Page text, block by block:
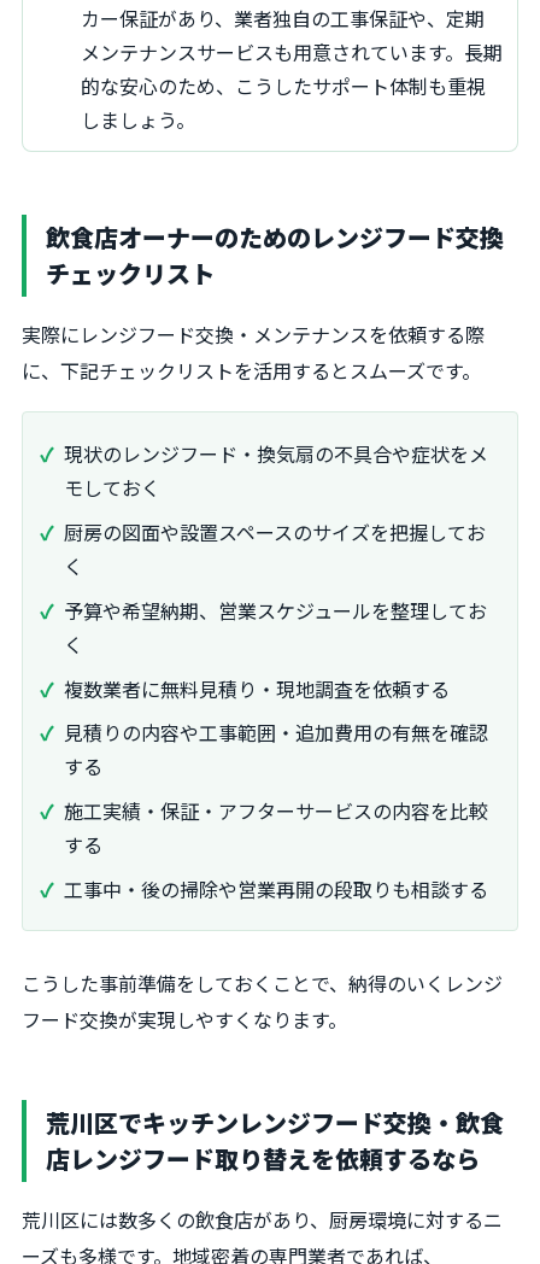
カー保証があり、業者独自の工事保証や、定期
メンテナンスサービスも用意されています。長期
的な安心のため、こうしたサポート体制も重視
しましょう。
飲食店オーナーのためのレンジフード交換
チェックリスト
実際にレンジフード交換・メンテナンスを依頼する際
に、下記チェックリストを活用するとスムーズです。
現状のレンジフード・換気扇の不具合や症状をメ
モしておく
厨房の図面や設置スペースのサイズを把握してお
く
予算や希望納期、営業スケジュールを整理してお
く
複数業者に無料見積り・現地調査を依頼する
見積りの内容や工事範囲・追加費用の有無を確認
する
施工実績・保証・アフターサービスの内容を比較
する
工事中・後の掃除や営業再開の段取りも相談する
こうした事前準備をしておくことで、納得のいくレンジ
フード交換が実現しやすくなります。
荒川区でキッチンレンジフード交換・飲食
店レンジフード取り替えを依頼するなら
荒川区には数多くの飲食店があり、厨房環境に対するニ
ーズも多様です。地域密着の専門業者であれば、